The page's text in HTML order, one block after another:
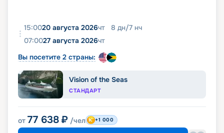
15:0020 августа 2026чт 8 дн/7 нч
07:0027 августа 2026чт
Вы посетите 2 страны:
Vision of the Seas
СТАНДАРТ
от 77 638 ₽ /чел +1 000